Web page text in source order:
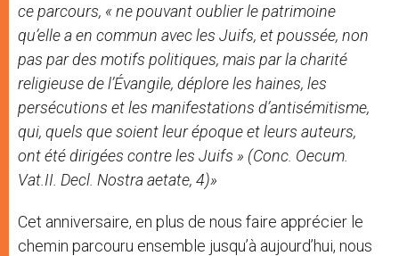
ce parcours, « ne pouvant oublier le patrimoine
qu’elle a en commun avec les Juifs, et poussée, non
pas par des motifs politiques, mais par la charité
religieuse de l’Évangile, déplore les haines, les
persécutions et les manifestations d’antisémitisme,
qui, quels que soient leur époque et leurs auteurs,
ont été dirigées contre les Juifs » (Conc. Oecum.
Vat.II. Decl. Nostra aetate, 4)»
Cet anniversaire, en plus de nous faire apprécier le
chemin parcouru ensemble jusqu’à aujourd’hui, nous